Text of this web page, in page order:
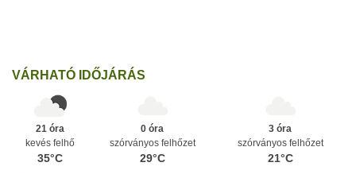
VÁRHATÓ IDŐJÁRÁS
21 óra
kevés felhő
35°C
0 óra
szórványos felhőzet
29°C
3 óra
szórványos felhőzet
21°C